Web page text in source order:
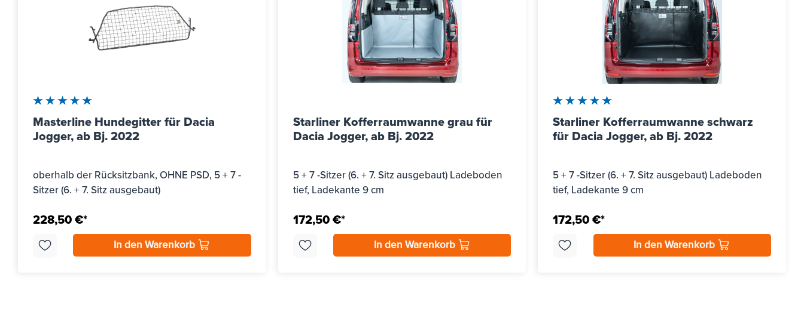
Durchschnittliche Bewertung von 5 von 5 Sternen
Masterline Hundegitter für Dacia
Jogger, ab Bj. 2022
oberhalb der Rücksitzbank, OHNE PSD, 5 + 7 -
Sitzer (6. + 7. Sitz ausgebaut)
228,50 €*
In den Warenkorb
Starliner Kofferraumwanne grau für
Dacia Jogger, ab Bj. 2022
5 + 7 -Sitzer (6. + 7. Sitz ausgebaut) Ladeboden
tief, Ladekante 9 cm
172,50 €*
In den Warenkorb
Durchschnittliche Bewertung von 5 von 5 Sternen
Starliner Kofferraumwanne schwarz
für Dacia Jogger, ab Bj. 2022
5 + 7 -Sitzer (6. + 7. Sitz ausgebaut) Ladeboden
tief, Ladekante 9 cm
172,50 €*
In den Warenkorb